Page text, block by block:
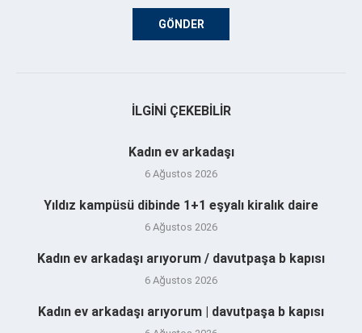
İLGINI ÇEKEBILIR
Kadın ev arkadaşı
6 Ağustos 2026
Yıldız kampüsü dibinde 1+1 eşyalı kiralık daire
6 Ağustos 2026
Kadın ev arkadaşı arıyorum / davutpaşa b kapısı
6 Ağustos 2026
Kadın ev arkadaşı arıyorum | davutpaşa b kapısı